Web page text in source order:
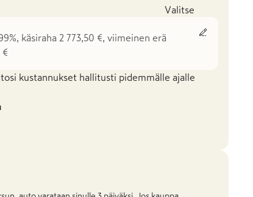
Valitse
käsiraha 2 773,50 €, viimeinen erä
€
kustannukset hallitusti pidemmälle ajalle